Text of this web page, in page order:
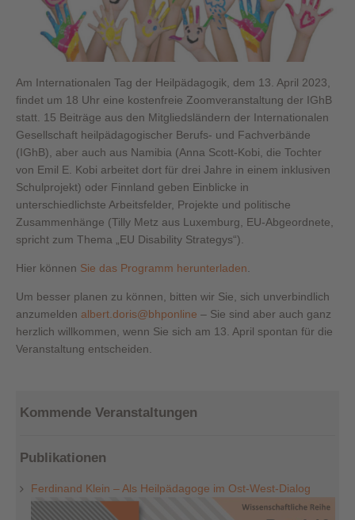
Am Internationalen Tag der Heilpädagogik, dem 13. April 2023,
findet um 18 Uhr eine kostenfreie Zoomveranstaltung der IGhB
statt. 15 Beiträge aus den Mitgliedsländern der Internationalen
Gesellschaft heilpädagogischer Berufs- und Fachverbände
(IGhB), aber auch aus Namibia (Anna Scott-Kobi, die Tochter
von Emil E. Kobi arbeitet dort für drei Jahre in einem inklusiven
Schulprojekt) oder Finnland geben Einblicke in
unterschiedlichste Arbeitsfelder, Projekte und politische
Zusammenhänge (Tilly Metz aus Luxemburg, EU-Abgeordnete,
spricht zum Thema „EU Disability Strategys“).
Hier können Sie das Programm herunterladen
Um besser planen zu können, bitten wir Sie, sich unverbindlich
anzumelden albert.doris@bhponline – Sie sind aber auch ganz
herzlich willkommen, wenn Sie sich am 13. April spontan für die
Veranstaltung entscheiden.
Kommende Veranstaltungen
Publikationen
Ferdinand Klein – Als Heilpädagoge im Ost-West-Dialog